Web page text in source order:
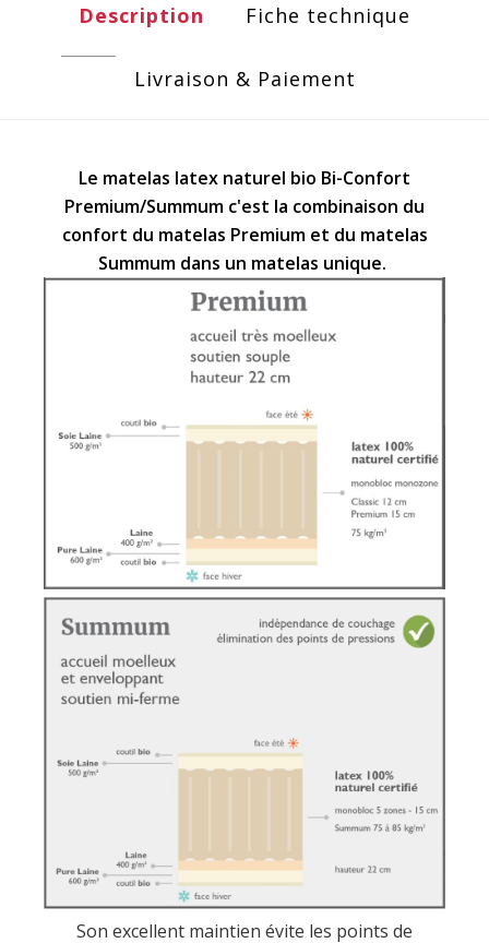
Description Fiche technique
Livraison & Paiement
Le matelas latex naturel bio Bi-Confort
Premium/Summum c'est la combinaison du
confort du matelas Premium et du matelas
Summum dans un matelas unique.
Son excellent maintien évite les points de